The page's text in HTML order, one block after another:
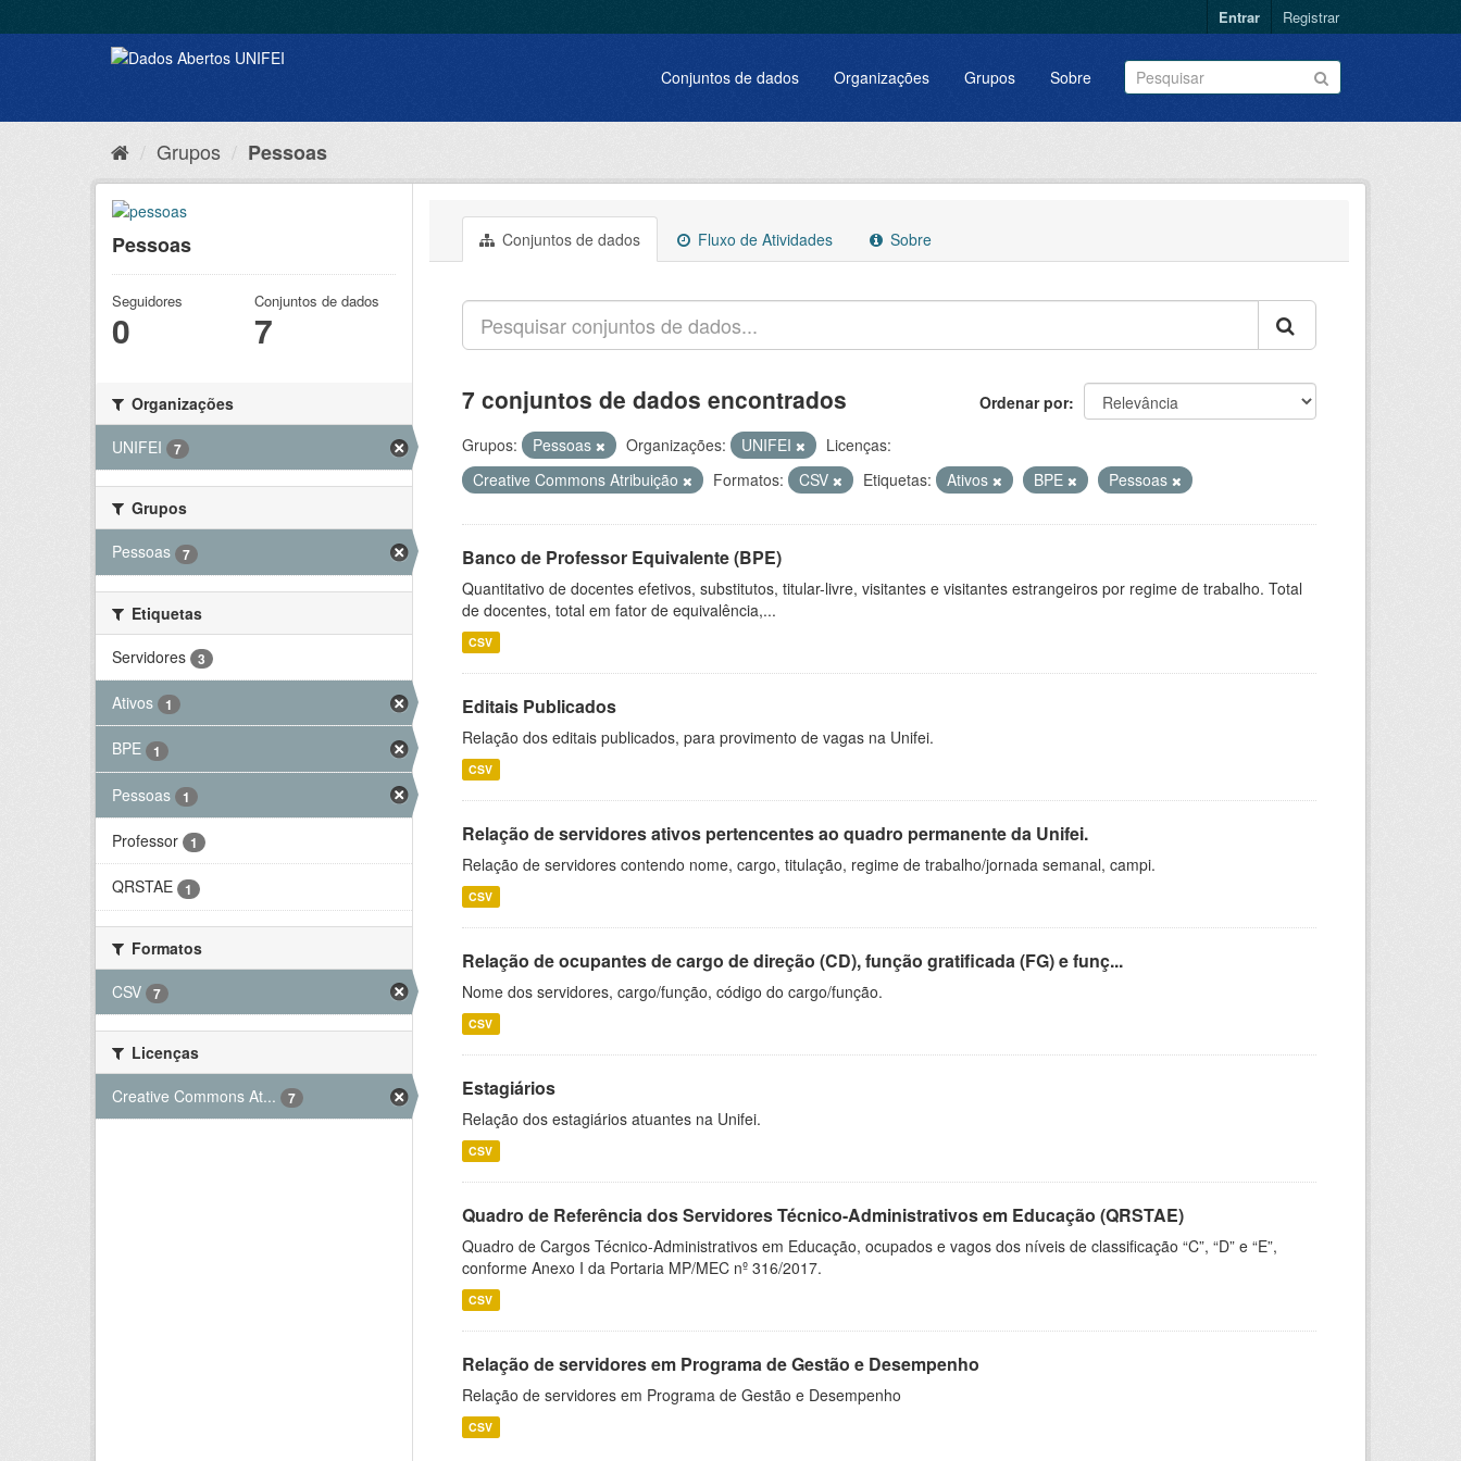
Entrar Registrar
Conjuntos de dados Organizações Grupos Sobre
Grupos Pessoas
Pessoas
Seguidores
0
Conjuntos de dados
7
Organizações
UNIFEI
7
Grupos
Pessoas
7
Etiquetas
Servidores
3
Ativos 1
BPE 1
Pessoas 1
Professor 1
QRSTAE 1
Formatos
CSV
7
Licenças
Creative Commons At...
7
Conjuntos de dados Fluxo de Atividades Sobre
Ordenar por
7 conjuntos de dados encontrados
Grupos: Pessoas Organizações: UNIFEI
Licenças:
Creative Commons Atribuição
Formatos: CSV Etiquetas: Ativos BPE Pessoas
Banco de Professor Equivalente (BPE)
Quantitativo de docentes efetivos, substitutos, titular-livre, visitantes e visitantes estrangeiros por regime de trabalho. Total
de docentes, total em fator de equivalência,...
CSV
Editais Publicados
Relação dos editais publicados, para provimento de vagas na Unifei.
CSV
Relação de servidores ativos pertencentes ao quadro permanente da Unifei.
Relação de servidores contendo nome, cargo, titulação, regime de trabalho/jornada semanal, campi.
CSV
Relação de ocupantes de cargo de direção (CD), função gratificada (FG) e funç...
Nome dos servidores, cargo/função, código do cargo/função.
CSV
Estagiários
Relação dos estagiários atuantes na Unifei.
CSV
Quadro de Referência dos Servidores Técnico-Administrativos em Educação (QRSTAE)
Quadro de Cargos Técnico-Administrativos em Educação, ocupados e vagos dos níveis de classificação “C”, “D” e “E”,
conforme Anexo I da Portaria MP/MEC nº 316/2017.
CSV
Relação de servidores em Programa de Gestão e Desempenho
Relação de servidores em Programa de Gestão e Desempenho
CSV